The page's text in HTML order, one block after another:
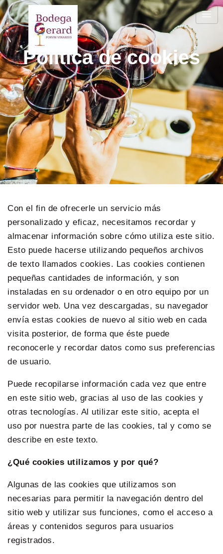
Política de cookies
Con el fin de ofrecerle un servicio más
personalizado y eficaz, necesitamos recordar y
almacenar información sobre cómo utiliza este sitio.
Esto puede hacerse utilizando pequeños archivos
de texto llamados cookies. Las cookies contienen
pequeñas cantidades de información, y son
instaladas en su ordenador o en otro equipo por un
servidor web. Una vez descargadas, su navegador
envía estas cookies de nuevo al sitio web en cada
visita posterior, de forma que éste puede
reconocerle y recordar datos como sus preferencias
de usuario.
Puede recopilarse información cada vez que entre
en este sitio web, gracias al uso de las cookies y
otras tecnologías. Al utilizar este sitio, acepta el
uso por nuestra parte de las cookies, tal y como se
describe en este texto.
¿Qué cookies utilizamos y por qué?
Algunas de las cookies que utilizamos son
necesarias para permitir la navegación dentro del
sitio web y utilizar sus funciones, como el acceso a
áreas y contenidos seguros para usuarios
registrados.